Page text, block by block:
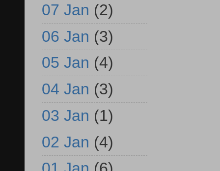
07 Jan (2)
06 Jan (3)
05 Jan (4)
04 Jan (3)
03 Jan (1)
02 Jan (4)